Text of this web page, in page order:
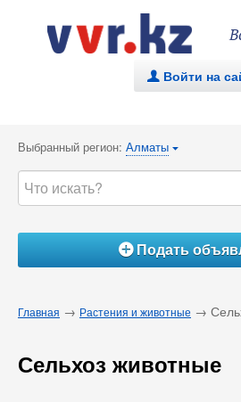
. Войти на
Выбранный регион: Алматы {
ÁПодать
Главная → Растения и животные →
Сельхоз животные